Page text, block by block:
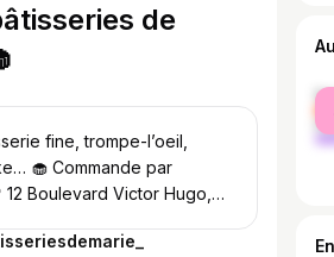
de
fine, trompe-l’oeil,
🧁 Commande par